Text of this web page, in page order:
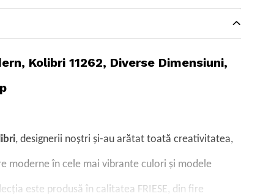
Kolibri 11262, Diverse Dimensiuni,
, designerii noștri și-au arătat toată creativitatea,
moderne în cele mai vibrante culori și modele
este produsă în calitatea FRIESE, din fire